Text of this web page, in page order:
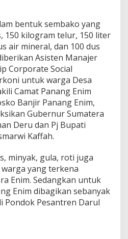
bentuk sembako yang
150 kilogram telur, 150 liter
air mineral, dan 100 dus
Asisten Manajer
Corporate Social
untuk warga Desa
Camat Panang Enim
Banjir Panang Enim,
Gubernur Sumatera
Deru dan Pj Bupati
Kaffah.
minyak, gula, roti juga
yang terkena
Enim. Sedangkan untuk
Enim dibagikan sebanyak
Pondok Pesantren Darul